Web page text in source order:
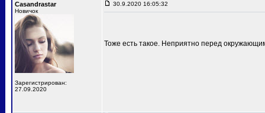
Casandrastar
Новичок
Зарегистрирован:
27.09.2020
30.9.2020 16:05:32
Тоже есть такое. Неприятно перед